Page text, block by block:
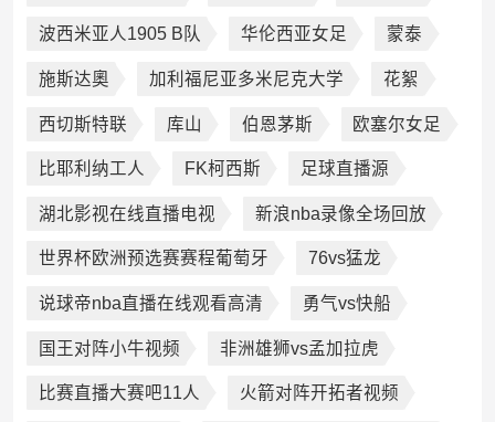
波西米亚人1905 B队 华伦西亚女足 蒙泰
施斯达奧 加利福尼亚多米尼克大学 花絮
西切斯特联 库山 伯恩茅斯 欧塞尔女足
比耶利纳工人 FK柯西斯 足球直播源
湖北影视在线直播电视 新浪nba录像全场回放
世界杯欧洲预选赛赛程葡萄牙 76vs猛龙
说球帝nba直播在线观看高清 勇气vs快船
国王对阵小牛视频 非洲雄狮vs孟加拉虎
比赛直播大赛吧11人 火箭对阵开拓者视频